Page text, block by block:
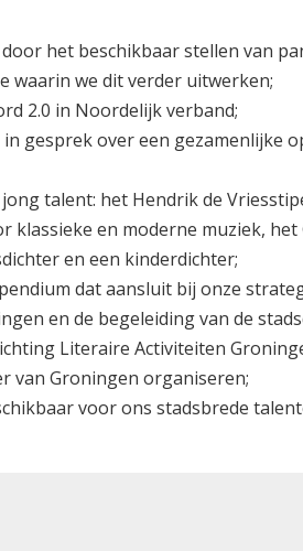
het beschikbaar stellen van
waarin we dit verder uitwerken;
2.0 in Noordelijk verband;
gesprek over een gezamenlijke
talent: het Hendrik de
klassieke en moderne muziek,
en een kinderdichter;
dat aansluit bij onze
en de begeleiding van de
Literaire Activiteiten
van Groningen organiseren;
voor ons stadsbrede